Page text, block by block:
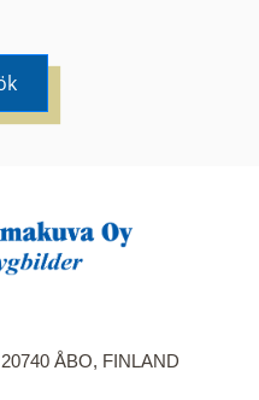
öppnas en ny flik.
med kända
ÅBO, FINLAND